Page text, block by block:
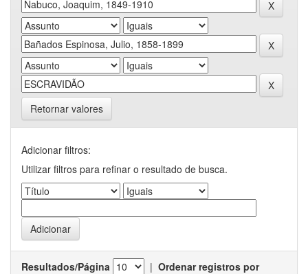
Retornar valores
Adicionar filtros:
Utilizar filtros para refinar o resultado de busca.
Resultados/Página | Ordenar registros por